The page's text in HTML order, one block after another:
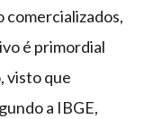
comercializados,
é primordial
visto que
a IBGE,